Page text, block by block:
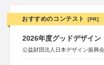
おすすめのコンテスト [PR]
2026年度グッドデザイン
公益財団法人日本デザイン振興会